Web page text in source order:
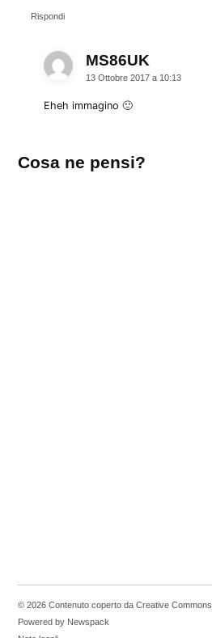
Rispondi
MS86UK
13 Ottobre 2017 a 10:13
Eheh immagino 🙂
un
Cosa ne pensi?
© 2026 Contenuto coperto da Creative Commons
Powered by Newspack